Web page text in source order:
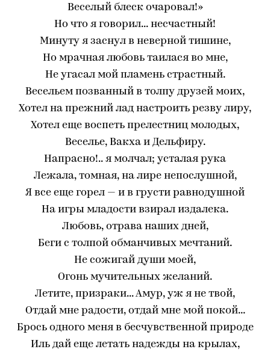
Веселый блеск очаровал!»
Но что я говорил... несчастный!
Минуту я заснул в неверной тишине,
Но мрачная любовь таилася во мне,
Не угасал мой пламень страстный.
Весельем позванный в толпу друзей моих,
Хотел на прежний лад настроить резву лиру,
Хотел еще воспеть прелестниц молодых,
Веселье, Вакха и Дельфиру.
Напрасно!.. я молчал; усталая рука
Лежала, томная, на лире непослушной,
Я все еще горел — и в грусти равнодушной
На игры младости взирал издалека.
Любовь, отрава наших дней,
Беги с толпой обманчивых мечтаний.
Не сожигай души моей,
Огонь мучительных желаний.
Летите, призраки... Амур, уж я не твой,
Отдай мне радости, отдай мне мой покой...
Брось одного меня в бесчувственной природе
Иль дай еще летать надежды на крылах,